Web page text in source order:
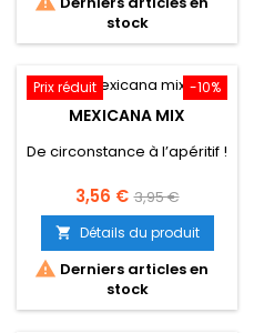
stock
-10%
Prix réduit
MEXICANA MIX
De circonstance à l’apéritif !
Prix
3,56 € Prix
de
base
3,95 €
 Détails du produit
 Derniers articles en
stock